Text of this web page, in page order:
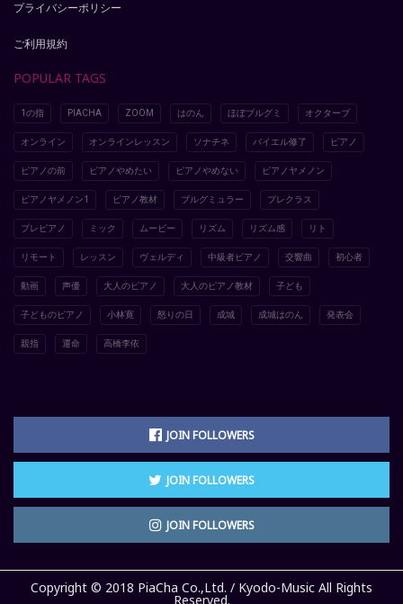
プライバシーポリシー
ご利用規約
POPULAR TAGS
1の指 PIACHA ZOOM はのん ほぼブルグミ オクターブ
オンライン オンラインレッスン ソナチネ バイエル修了 ピアノ
ピアノの前 ピアノやめたい ピアノやめない ピアノヤメノン
ピアノヤメノン1 ピアノ教材 ブルグミュラー プレクラス
プレピアノ ミック ムービー リズム リズム感 リト
リモート レッスン ヴェルディ 中級者ピアノ 交響曲 初心者
動画 声優 大人のピアノ 大人のピアノ教材 子ども
子どものピアノ 小林寛 怒りの日 成城 成城はのん 発表会
親指 運命 高橋李依
JOIN FOLLOWERS
JOIN FOLLOWERS
JOIN FOLLOWERS
Copyright © 2018 PiaCha Co.,Ltd. / Kyodo-Music All Rights
Reserved.